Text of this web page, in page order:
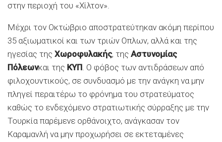
στην περιοχή του «Χίλτον».
Μέχρι τον Οκτώβριο αποστρατεύτηκαν ακόμη περίπου
35 αξιωματικοί και των τριών Οπλων, αλλά και της
ηγεσίας της Χωροφυλακής, της Αστυνομίας
Πόλεωνκαι της KYΠ. Ο φόβος των αντιδράσεων από
φιλοχουντικούς, σε συνδυασμό με την ανάγκη να μην
πληγεί περαιτέρω το φρόνημα του στρατεύματος
καθώς το ενδεχόμενο στρατιωτικής σύρραξης με την
Τουρκία παρέμενε ορθάνοιχτο, ανάγκασαν τον
Καραμανλή να μην προχωρήσει σε εκτεταμένες